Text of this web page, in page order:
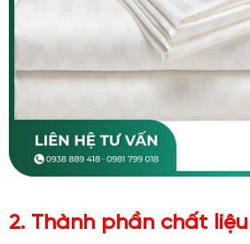
2. Thành phần chất liệu